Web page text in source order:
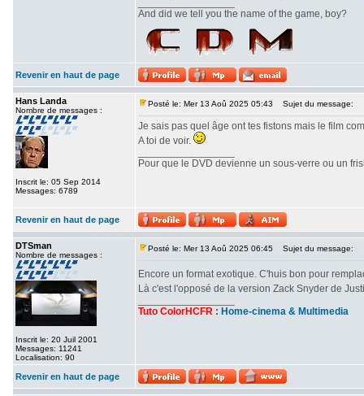
And did we tell you the name of the game, boy?
Revenir en haut de page
Hans Landa
Nombre de messages :
Inscrit le: 05 Sep 2014
Messages: 6789
Posté le: Mer 13 Aoû 2025 05:43 Sujet du message:
Je sais pas quel âge ont tes fistons mais le film
A toi de voir.
Pour que le DVD devienne un sous-verre ou un
Revenir en haut de page
DTSman
Nombre de messages :
Inscrit le: 20 Juil 2001
Messages: 11241
Localisation: 90
Posté le: Mer 13 Aoû 2025 06:45 Sujet du message:
Encore un format exotique. C'huis bon pour
Là c'est l'opposé de la version Zack Snyder de
Tuto ColorHCFR : Home-cinema & Multimedia
Revenir en haut de page